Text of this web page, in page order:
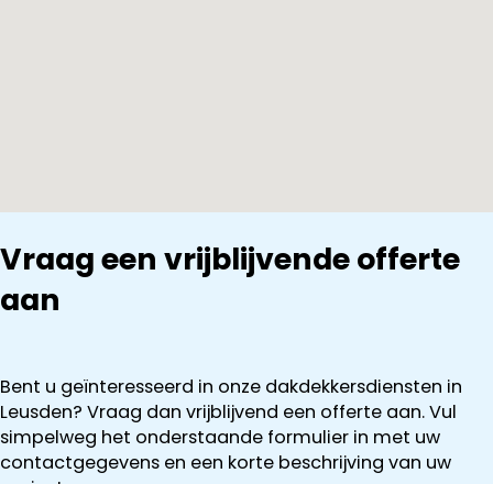
Vraag een vrijblijvende offerte
aan
Bent u geïnteresseerd in onze dakdekkersdiensten in
Leusden? Vraag dan vrijblijvend een offerte aan. Vul
simpelweg het onderstaande formulier in met uw
contactgegevens en een korte beschrijving van uw